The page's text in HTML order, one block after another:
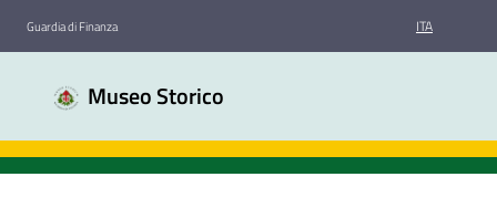
Guardia di Finanza ITA
Museo Storico
Storico
Guardia
di